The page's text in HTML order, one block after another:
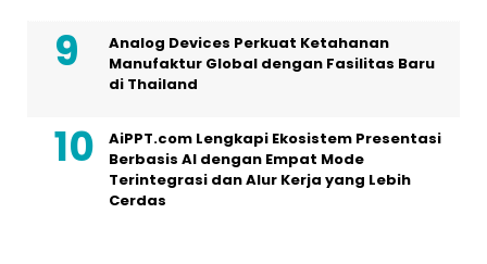
Analog Devices Perkuat Ketahanan
Manufaktur Global dengan Fasilitas Baru
di Thailand
AiPPT.com Lengkapi Ekosistem Presentasi
Berbasis AI dengan Empat Mode
Terintegrasi dan Alur Kerja yang Lebih
Cerdas